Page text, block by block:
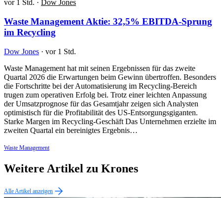
vor 1 Std. · Dow Jones
Waste Management Aktie: 32,5% EBITDA-Sprung
im Recycling
Dow Jones · vor 1 Std.
Waste Management hat mit seinen Ergebnissen für das zweite
Quartal 2026 die Erwartungen beim Gewinn übertroffen. Besonders
die Fortschritte bei der Automatisierung im Recycling-Bereich
trugen zum operativen Erfolg bei. Trotz einer leichten Anpassung
der Umsatzprognose für das Gesamtjahr zeigen sich Analysten
optimistisch für die Profitabilität des US-Entsorgungsgiganten.
Starke Margen im Recycling-Geschäft Das Unternehmen erzielte im
zweiten Quartal ein bereinigtes Ergebnis…
Waste Management
Weitere Artikel zu Krones
Alle Artikel anzeigen